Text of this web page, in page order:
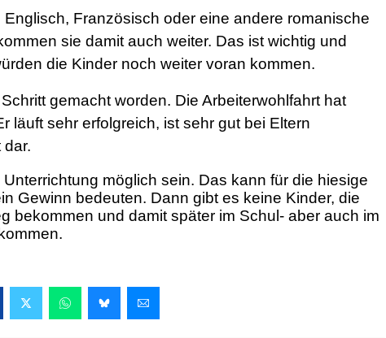
Französisch oder eine andere romanische
sie damit auch weiter. Das ist wichtig und
die Kinder noch weiter voran kommen.
gemacht worden. Die Arbeiterwohlfahrt hat
läuft sehr erfolgreich, ist sehr gut bei Eltern
möglich sein. Das kann für die hiesige
Gewinn bedeuten. Dann gibt es keine Kinder, die
bekommen und damit später im Schul- aber auch im